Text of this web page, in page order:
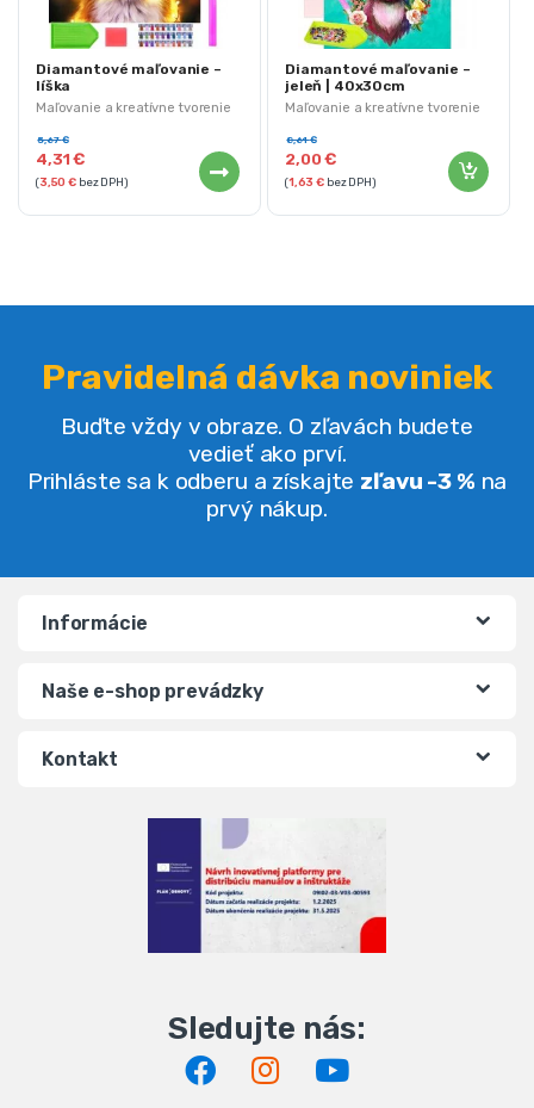
Maľovanie a kreatívne tvorenie
Diamantové maľovanie –
líška
4,31€
5,67€
(3,50€ bez DPH)
Maľovanie a kreatívne tvorenie
Diamantové maľovanie –
jeleň | 40x30cm
2,00€
8,61€
(1,63€ bez DPH)
Pravidelná dávka noviniek
Buďte vždy v obraze. O zľavách budete
vedieť ako prví.
Prihláste sa k odberu a získajte zľavu -3 % na
prvý nákup.
Informácie
Naše e-shop prevádzky
Kontakt